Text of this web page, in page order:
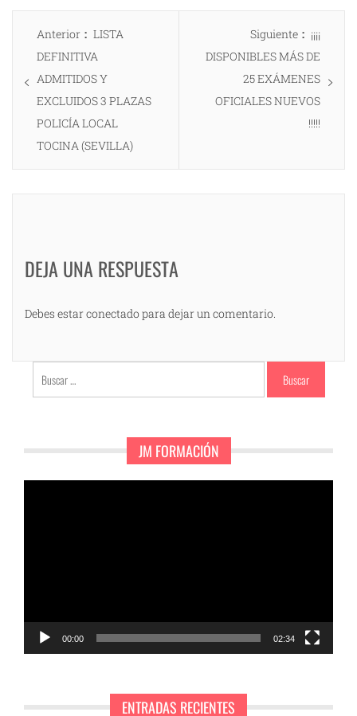
Navegación
entradas
Anterior
Entrada
anterior:
LISTA
DEFINITIVA
ADMITIDOS Y
EXCLUIDOS 3 PLAZAS
POLICÍA LOCAL
TOCINA (SEVILLA)
Siguiente
Entrada
¡¡¡¡
DISPONIBLES MÁS DE
25 EXÁMENES
OFICIALES NUEVOS
!!!!!
DEJA UNA RESPUESTA
Debes estar conectado para dejar un comentario.
Buscar:
JM FORMACIÓN
00:00 02:34
ENTRADAS RECIENTES